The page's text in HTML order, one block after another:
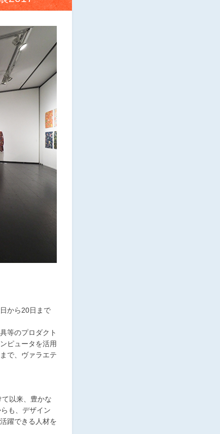
から20日まで
等のプロダクト
ピュータを活用
で、ヴァラエテ
以来、豊かな
も、デザイン
躍できる人材を